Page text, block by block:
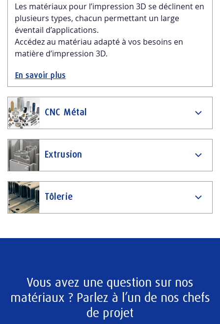
Les matériaux pour l’impression 3D se déclinent en
plusieurs types, chacun permettant un large
éventail d’applications.
Accédez au matériau adapté à vos besoins en
matière d’impression 3D.
En savoir plus
CNC Métal
Extrusion
Tôlerie
Vous avez une question sur nos
matériaux ? Parlez à l’un de nos chefs
de projet